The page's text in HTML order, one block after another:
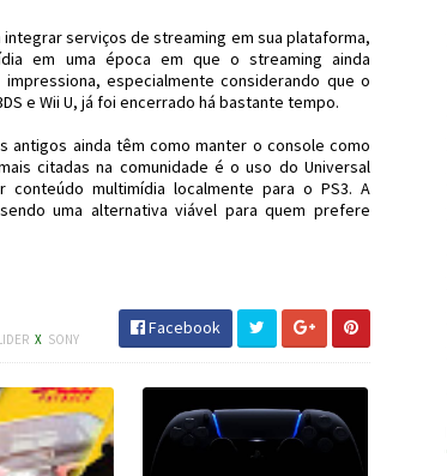
serviços de streaming em sua plataforma,
em uma época em que o streaming ainda
especialmente considerando que o
e Wii U, já foi encerrado há bastante tempo.
antigos ainda têm como manter o console como
citadas na comunidade é o uso do Universal
multimídia localmente para o PS3. A
uma alternativa viável para quem prefere
X SONY
Facebook